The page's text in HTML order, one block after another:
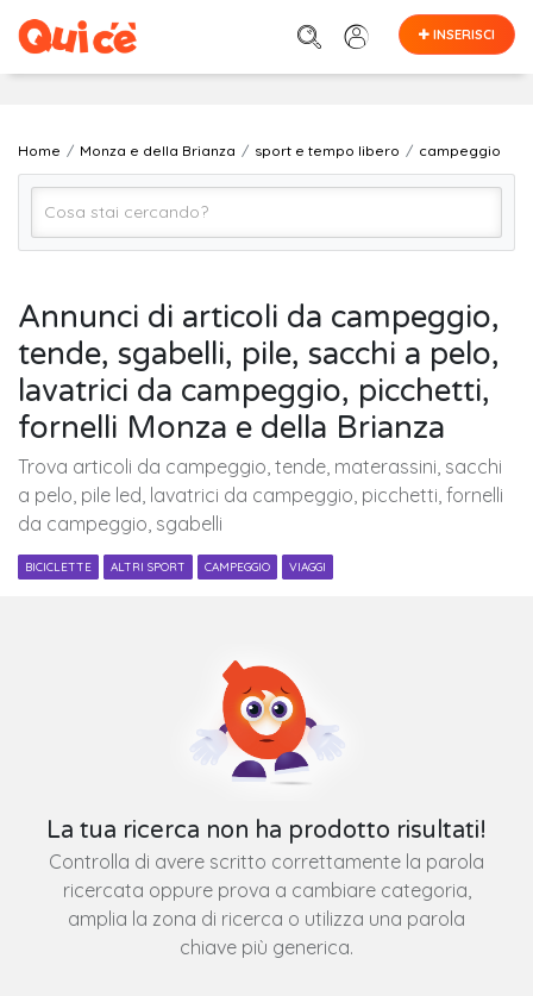
INSERISCI
Home Monza e della Brianza sport e tempo libero campeggio
Monza e della Brianza
Cerca
Annunci di articoli da campeggio,
tende, sgabelli, pile, sacchi a pelo,
lavatrici da campeggio, picchetti,
fornelli Monza e della Brianza
Trova articoli da campeggio, tende, materassini, sacchi
a pelo, pile led, lavatrici da campeggio, picchetti, fornelli
da campeggio, sgabelli
BICICLETTE ALTRI SPORT CAMPEGGIO VIAGGI
La tua ricerca non ha prodotto risultati!
Controlla di avere scritto correttamente la parola
ricercata oppure prova a cambiare categoria,
amplia la zona di ricerca o utilizza una parola
chiave più generica.